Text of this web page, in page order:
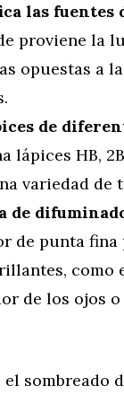
las fuentes
proviene la
opuestas a
de
lápices HB,
variedad de
de
de punta fina
como
de los ojos
sombreado